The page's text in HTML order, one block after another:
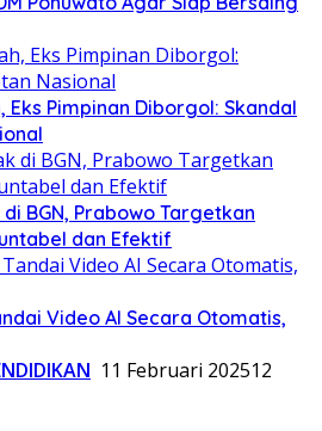
Eks Pimpinan Diborgol: Skandal
BGN, Prabowo Targetkan
dan Efektif
Video AI Secara Otomatis,
11 Februari 202512